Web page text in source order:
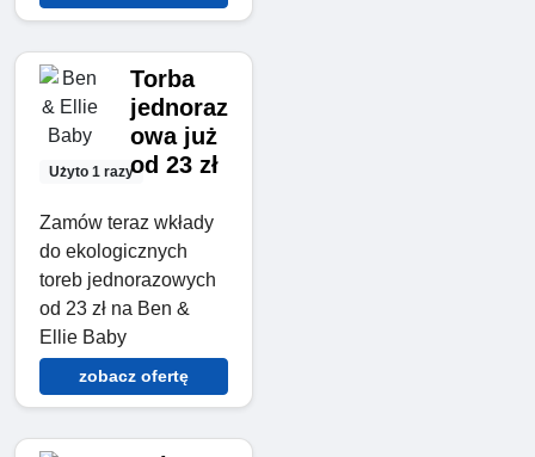
Użyto 1 razy
Torba
jednoraz
owa już
od 23 zł
Zamów teraz wkłady
do ekologicznych
toreb jednorazowych
od 23 zł na Ben &
Ellie Baby
zobacz ofertę